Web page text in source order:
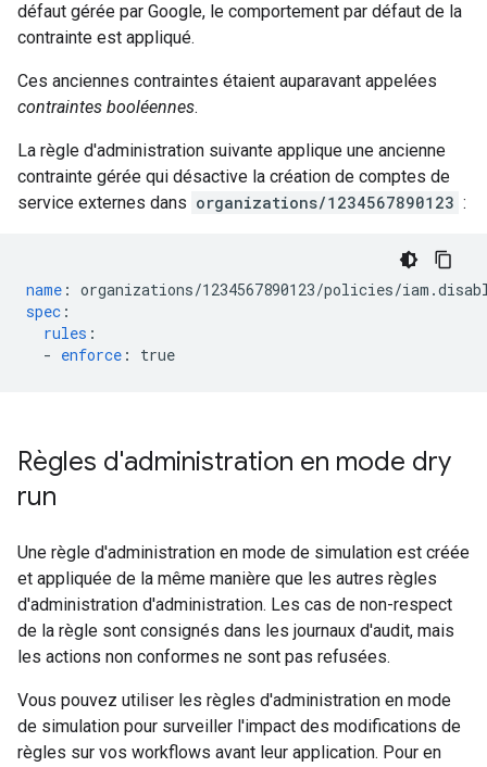
défaut gérée par Google, le comportement par défaut de la
contrainte est appliqué.
Ces anciennes contraintes étaient auparavant appelées
contraintes booléennes.
La règle d'administration suivante applique une ancienne
contrainte gérée qui désactive la création de comptes de
service externes dans organizations/1234567890123 :
name : organizations/1234567890123/policies/
spec :
rules :
- enforce : true
Règles d'administration en mode dry
run
Une règle d'administration en mode de simulation est créée
et appliquée de la même manière que les autres règles
d'administration d'administration. Les cas de non-respect
de la règle sont consignés dans les journaux d'audit, mais
les actions non conformes ne sont pas refusées.
Vous pouvez utiliser les règles d'administration en mode
de simulation pour surveiller l'impact des modifications de
règles sur vos workflows avant leur application. Pour en